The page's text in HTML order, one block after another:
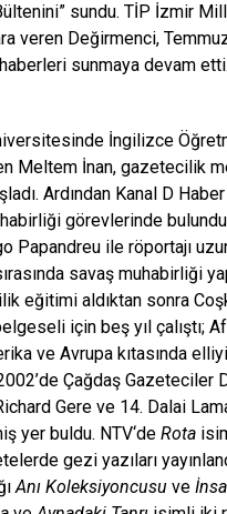
sundu. TİP İzmir
veren Değirmenci,
sunmaya devam etti.
İngilizce
Meltem İnan, gazetecilik
Ardından Kanal D
görevlerinde
Papandreu ile röportajı
savaş muhabirliği
eğitimi aldıktan sonra
için beş yıl çalıştı;
ve Avrupa kıtasında
Çağdaş Gazeteciler
Gere ve 14. Dalai
yer buldu. NTV‘de Rota
gezi yazıları
Anı Koleksiyoncusu ve